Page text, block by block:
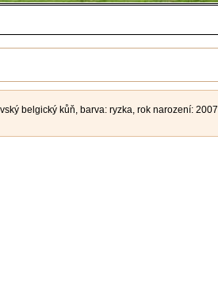
belgický kůň, barva: ryzka, rok narození: 2007